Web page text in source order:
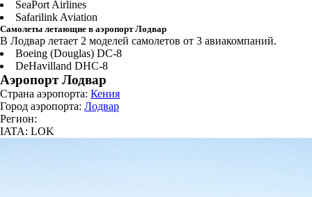
SeaPort Airlines
Safarilink Aviation
Самолеты летающие в аэропорт Лодвар
В Лодвар летает 2 моделей самолетов от 3 авиакомпаний.
Boeing (Douglas) DC-8
DeHavilland DHC-8
Аэропорт Лодвар
Страна аэропорта: Кения
Город аэропорта: Лодвар
Регион:
IATA: LOK